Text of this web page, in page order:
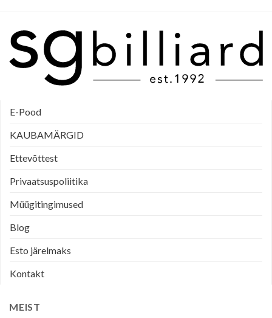
E-Pood
KAUBAMÄRGID
Ettevõttest
Privaatsuspoliitika
Müügitingimused
Blog
Esto järelmaks
Kontakt
MEIST